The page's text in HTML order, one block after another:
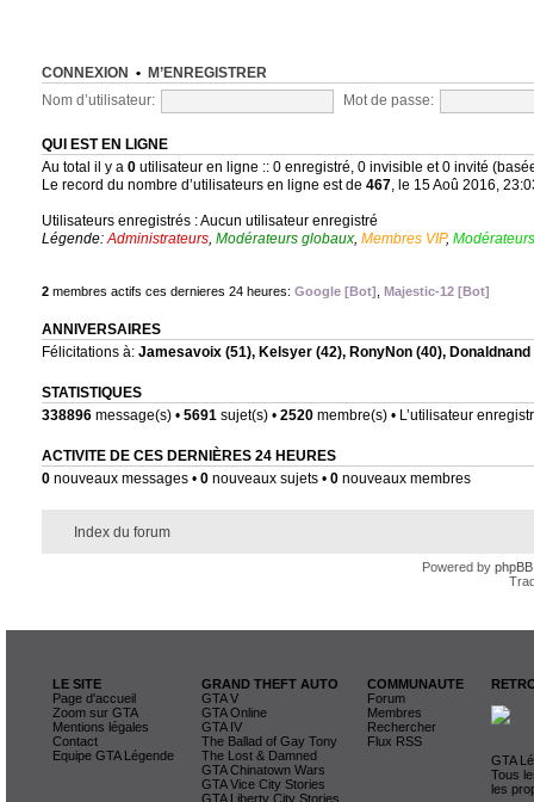
CONNEXION • M’ENREGISTRER
Nom d’utilisateur: Mot de passe:
QUI EST EN LIGNE
Au total il y a 0utilisateur en ligne :: 0 enregistré, 0 invisible et 0 invité
Le record du nombre d’utilisateurs en ligne est de 467, le 15 Aoû 2016,
Utilisateurs enregistrés : Aucun utilisateur enregistré
Légende:Administrateurs, Modérateurs globaux, Membres VIP,
2membres actifs ces dernieres 24 heures: Google [Bot] Majestic-12 [Bot]
ANNIVERSAIRES
Félicitations à: Jamesavoix(51), Kelsyer(42), RonyNon(40), Donaldnand
STATISTIQUES
338896message(s) • 5691sujet(s) • 2520membre(s) • L’utilisateur
ACTIVITE DE CES DERNIÈRES 24 HEURES
0nouveaux messages • 0nouveaux sujets • 0nouveaux membres
Index du forum
Powered by phpBB
LE SITE
Page d'accueil
Zoom sur GTA
Mentions légales
Contact
Equipe GTA Légende
GRAND THEFT AUTO
GTA V
GTA Online
GTA IV
The Ballad of Gay Tony
The Lost & Damned
GTA Chinatown Wars
GTA Vice City Stories
GTA Liberty City Stories
COMMUNAUTE
Forum
Membres
Rechercher
Flux RSS
GTA
Tous
les